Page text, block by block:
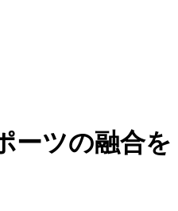
ーツの融合を